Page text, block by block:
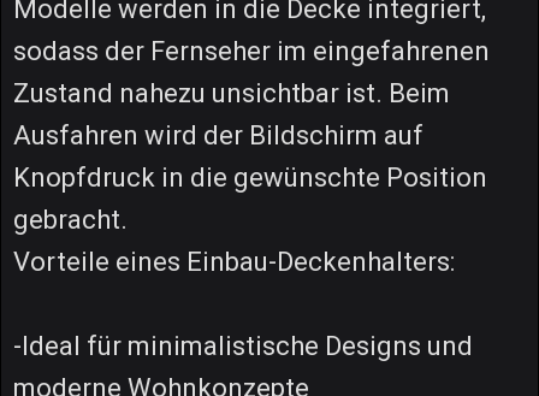
Modelle werden in die Decke integriert,
sodass der Fernseher im eingefahrenen
Zustand nahezu unsichtbar ist. Beim
Ausfahren wird der Bildschirm auf
Knopfdruck in die gewünschte Position
gebracht.
Vorteile eines Einbau-Deckenhalters:
-Ideal für minimalistische Designs und
moderne Wohnkonzepte